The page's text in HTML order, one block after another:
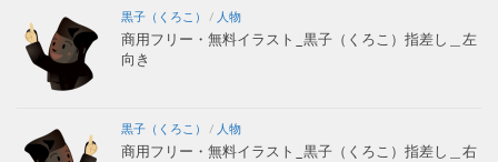
黒子（くろこ） / 人物
商用フリー・無料イラスト_黒子（くろこ）指差し＿左
向き
黒子（くろこ） / 人物
商用フリー・無料イラスト_黒子（くろこ）指差し＿右